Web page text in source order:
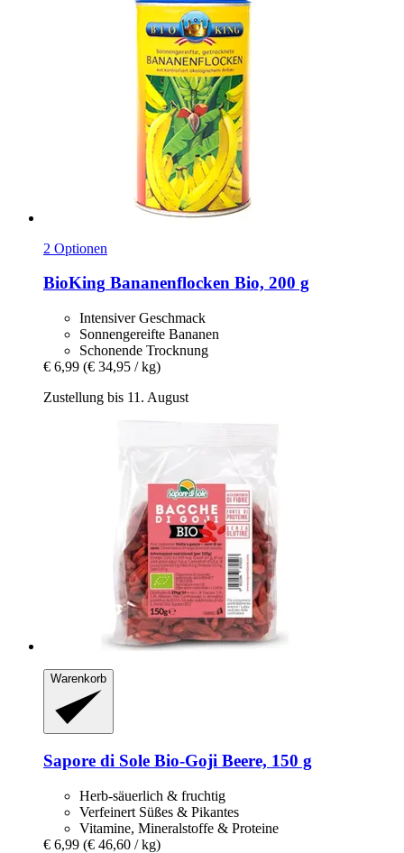
2 Optionen
BioKing Bananenflocken Bio, 200 g
Intensiver Geschmack
Sonnengereifte Bananen
Schonende Trocknung
€ 6,99 (€ 34,95 / kg)
Zustellung bis 11. August
Warenkorb
Sapore di Sole Bio-​Goji Beere, 150 g
Herb-säuerlich & fruchtig
Verfeinert Süßes & Pikantes
Vitamine, Mineralstoffe & Proteine
€ 6,99 (€ 46,60 / kg)